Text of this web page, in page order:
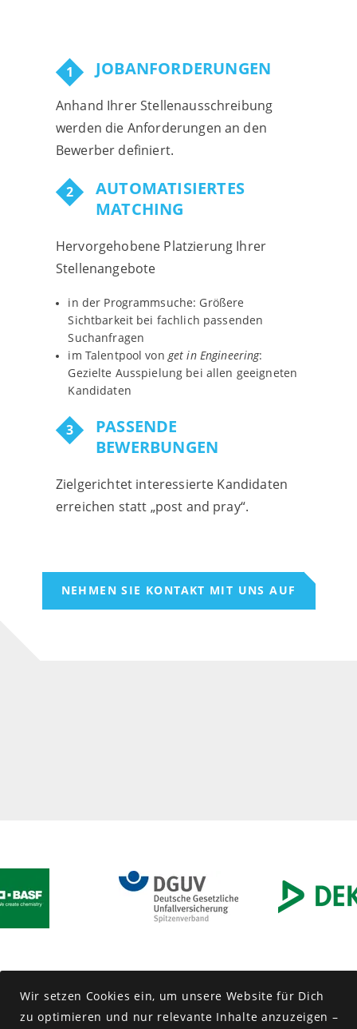
JOB­ANFORDERUNGEN
Anhand Ihrer Stellenausschreibung
werden die Anforderungen an den
Bewerber definiert.
AUTOMATISIERTES
MATCHING
Hervorgehobene Platzierung Ihrer
Stellenangebote
in der Programmsuche: Größere
Sichtbarkeit bei fachlich passenden
Suchanfragen
im Talentpool vonget in Engineering:
Gezielte Ausspielung bei allen geeigneten
Kandidaten
PASSENDE
BEWERBUNGEN
Zielgerichtet interessierte Kandidaten
erreichen statt „post and pray“.
NEHMEN SIE KONTAKT MIT UNS AUF
Wir setzen Cookies ein, um unsere Web­site für Dich
zu opti­mieren und nur rele­vante In­halte an­zu­zeigen –